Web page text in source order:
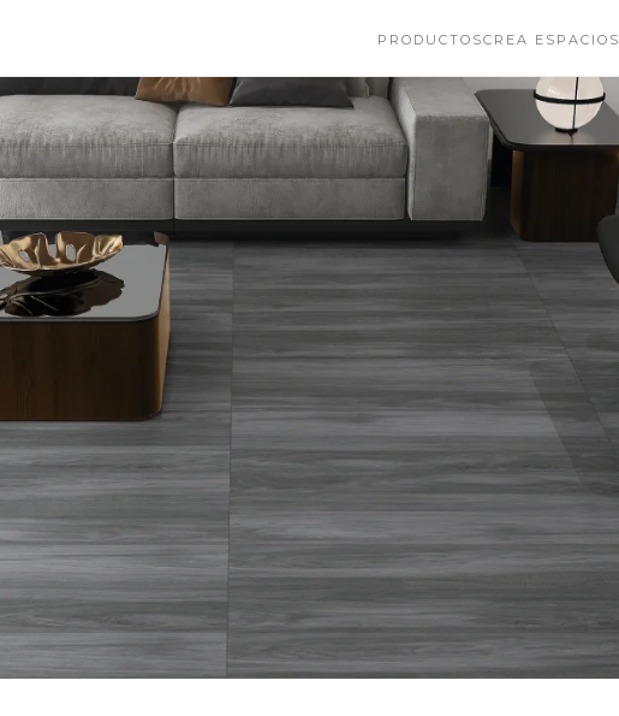
PRODUCTOSCREA ESPACIOS